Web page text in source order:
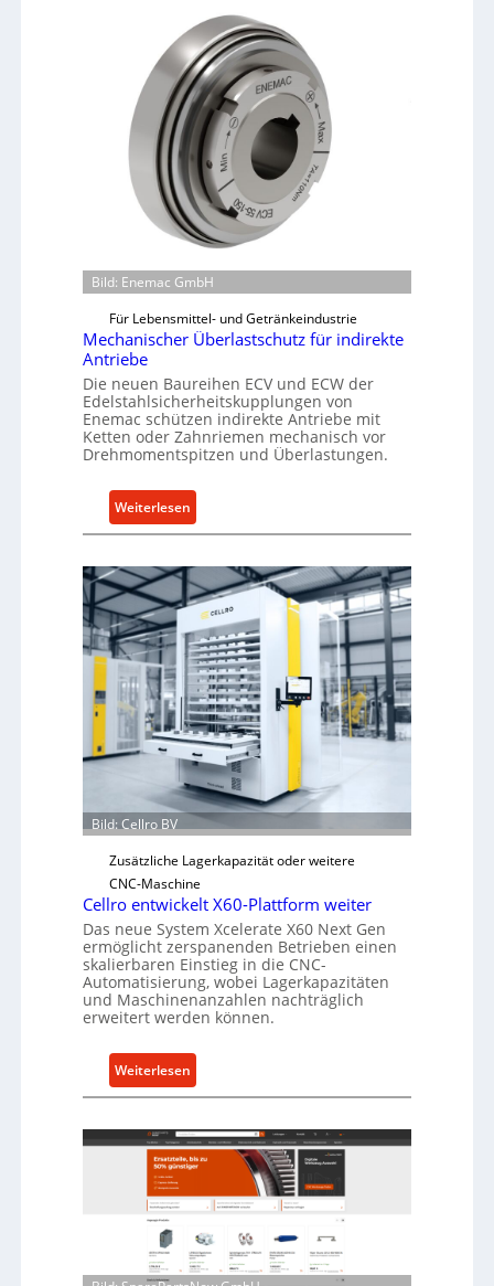
Bild: Enemac GmbH
Für Lebensmittel- und Getränkeindustrie
Mechanischer Überlastschutz für indirekte
Antriebe
Die neuen Baureihen ECV und ECW der
Edelstahlsicherheitskupplungen von
Enemac schützen indirekte Antriebe mit
Ketten oder Zahnriemen mechanisch vor
Drehmomentspitzen und Überlastungen.
Weiterlesen
M
c
h
n
i
c
h
e
r
Ü
b
l
a
s
t
s
c
u
t
f
ü
i
d
i
Bild: Cellro BV
Zusätzliche Lagerkapazität oder weitere
CNC-Maschine
Cellro entwickelt X60-Plattform weiter
Das neue System Xcelerate X60 Next Gen
ermöglicht zerspanenden Betrieben einen
skalierbaren Einstieg in die CNC-
Automatisierung, wobei Lagerkapazitäten
und Maschinenanzahlen nachträglich
erweitert werden können.
Weiterlesen
C
l
l
e
n
t